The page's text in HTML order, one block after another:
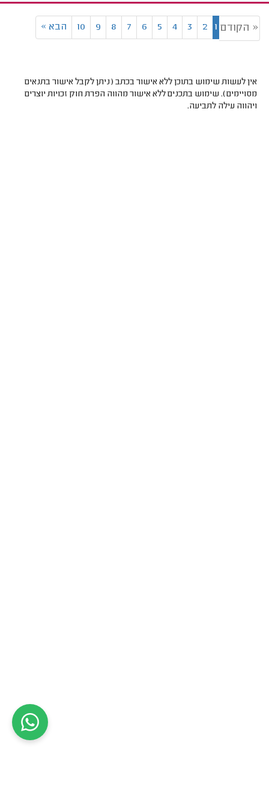
« הקודם 1
2
3
4
5
6
7
8
9
10 הבא »
אין לעשות שימוש בתוכן ללא אישור בכתב (ניתן לקבל אישור בתנאים
מסויימים). שימוש בתכנים ללא אישור מהווה הפרת חוק זכויות יוצרים
ויהווה עילה לתביעה.